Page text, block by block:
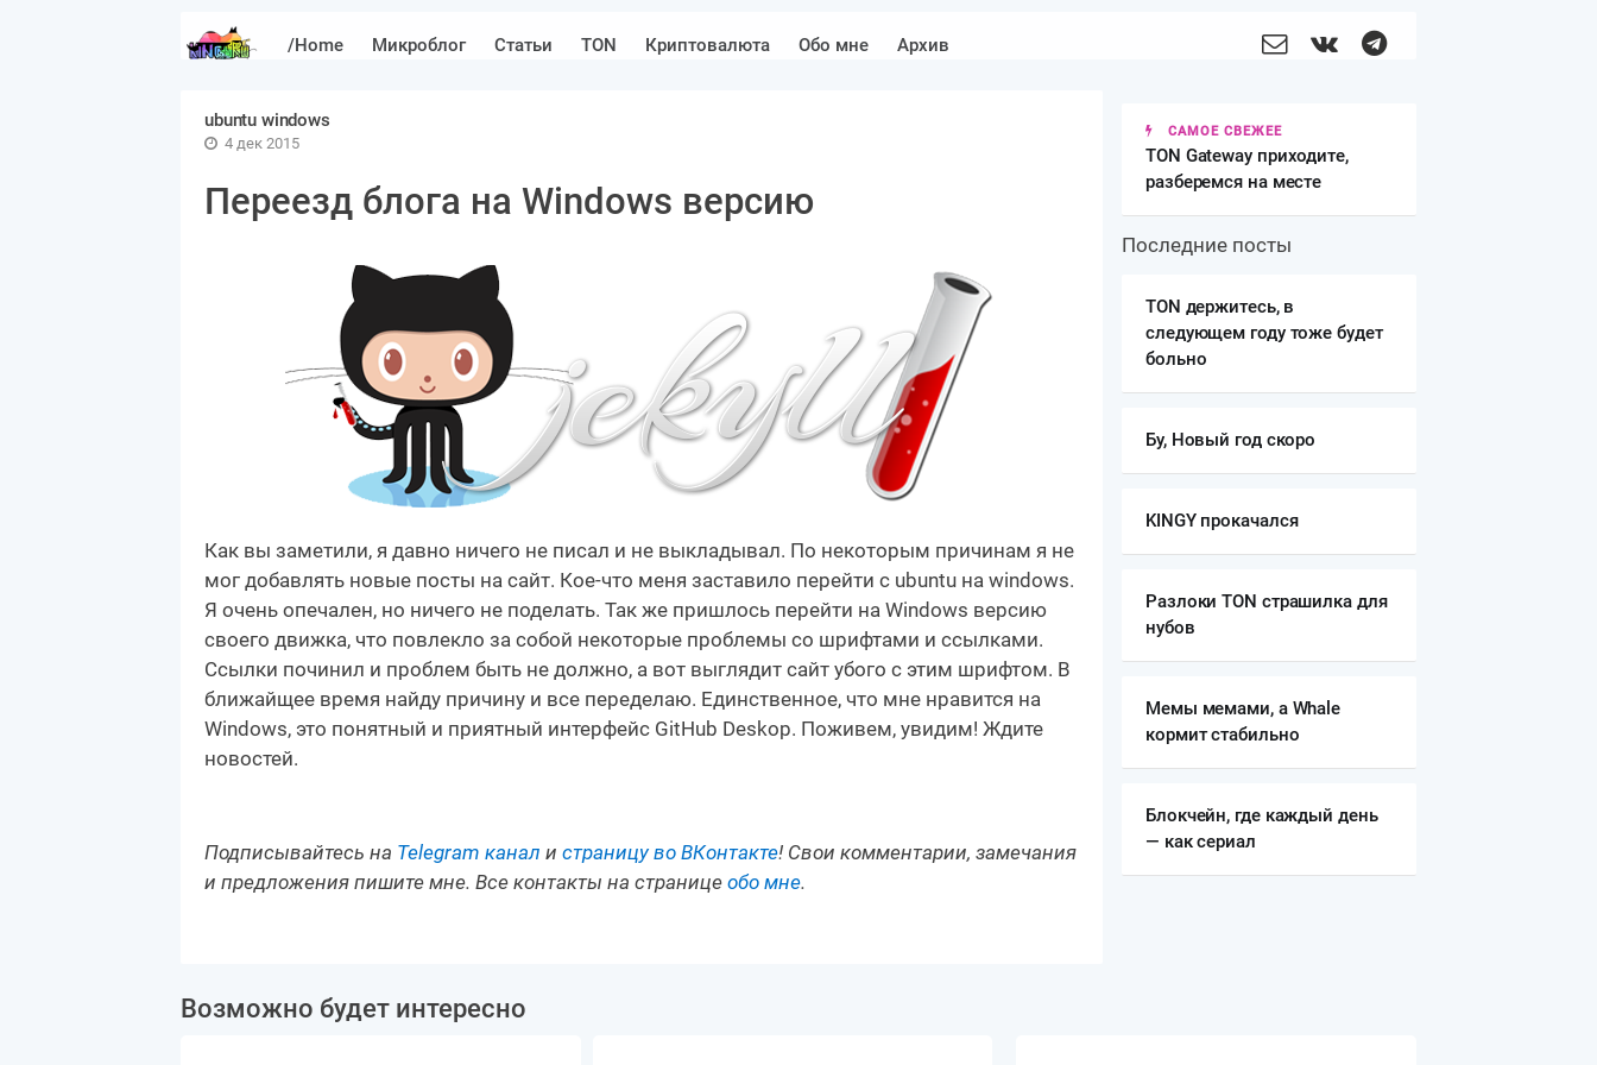
/Home Микроблог Статьи TON Криптовалюта Обо мне Архив
САМОЕ СВЕЖЕЕ
TON Gateway приходите,
разберемся на месте
Последние посты
️TON держитесь, в
следующем году тоже будет
больно
Бу, Новый год скоро
KINGY прокачался
Разлоки TON страшилка для
нубов
Мемы мемами, а Whale
кормит стабильно
Блокчейн, где каждый день
— как сериал
ubuntu windows
4 дек 2015
Переезд блога на Windows версию
Как вы заметили, я давно ничего не писал и не выкладывал. По некоторым причинам я не
мог добавлять новые посты на сайт. Кое-что меня заставило перейти с ubuntu на windows.
Я очень опечален, но ничего не поделать. Так же пришлось перейти на Windows версию
своего движка, что повлекло за собой некоторые проблемы со шрифтами и ссылками.
Ссылки починил и проблем быть не должно, а вот выглядит сайт убого с этим шрифтом. В
ближайщее время найду причину и все переделаю. Единственное, что мне нравится на
Windows, это понятный и приятный интерфейс GitHub Deskop. Поживем, увидим! Ждите
новостей.
Подписывайтесь на Telegram канал и страницу во ВКонтакте! Свои комментарии, замечания
и предложения пишите мне. Все контакты на странице обо мне.
Возможно будет интересно